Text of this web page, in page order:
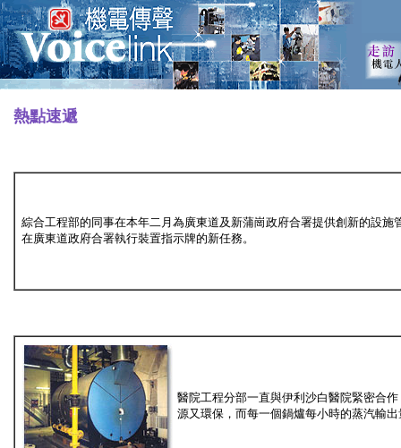
熱點速遞
綜合工程部的同事在本年二月為廣東道及新蒲崗政府合署提供創新的設施
在廣東道政府合署執行裝置指示牌的新任務。
醫院工程分部一直與伊利沙白醫院緊密合
源又環保，而每一個鍋爐每小時的蒸汽輸